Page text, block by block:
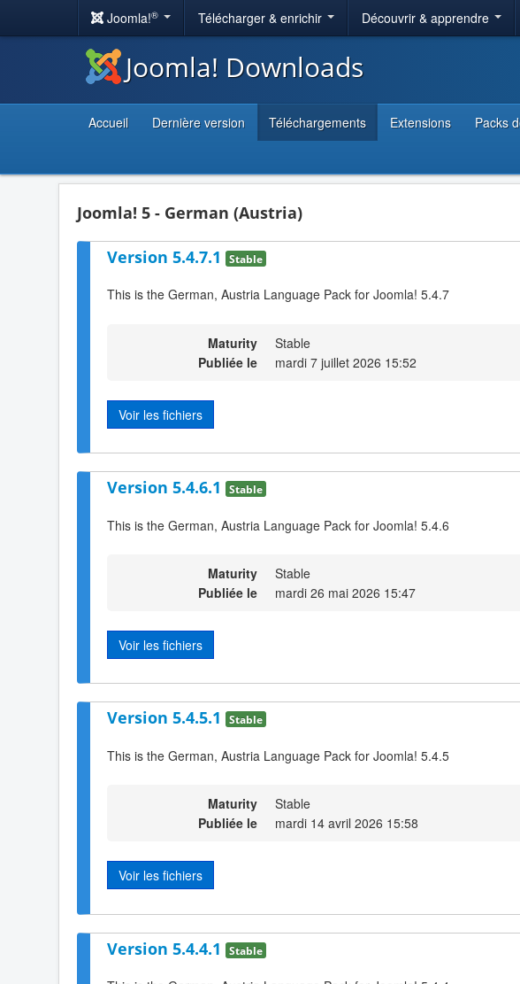
Joomla!® Télécharger & enrichir Découvrir & apprendre
Joomla! Downloads
Accueil Dernière version Téléchargements Extensions Packs
Joomla! 5 - German (Austria)
Version 5.4.7.1 Stable
This is the German, Austria Language Pack for Joomla! 5.4.7
Maturity
Stable
Publiée le
mardi 7 juillet 2026 15:52
Voir les fichiers
Version 5.4.6.1 Stable
This is the German, Austria Language Pack for Joomla! 5.4.6
Maturity
Stable
Publiée le
mardi 26 mai 2026 15:47
Voir les fichiers
Version 5.4.5.1 Stable
This is the German, Austria Language Pack for Joomla! 5.4.5
Maturity
Stable
Publiée le
mardi 14 avril 2026 15:58
Voir les fichiers
Version 5.4.4.1 Stable